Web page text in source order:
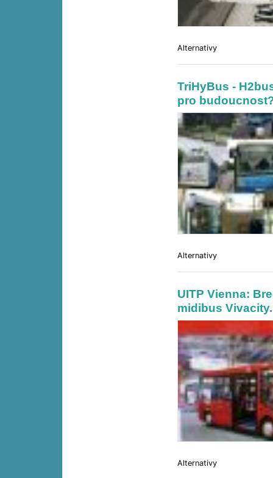
Alternativy
TriHyBus -
pro
Alternativy
UITP Vienna:
midibus Vivacity.
Alternativy